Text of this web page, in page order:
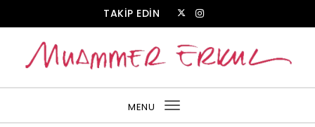
TAKİP EDİN
MENU
Toggle